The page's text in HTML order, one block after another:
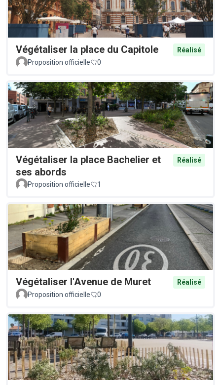
Végétaliser la place du Capitole
Réalisé
Proposition officielle
0
Végétaliser la place Bachelier et
ses abords
Réalisé
Proposition officielle 1
Végétaliser l'Avenue de Muret
Réalisé
Proposition officielle
0